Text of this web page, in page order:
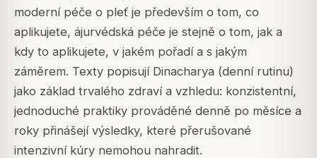
moderní péče o pleť je především o tom, co
aplikujete, ájurvédská péče je stejně o tom, jak a
kdy to aplikujete, v jakém pořadí a s jakým
záměrem. Texty popisují Dinacharya (denní rutinu)
jako základ trvalého zdraví a vzhledu: konzistentní,
jednoduché praktiky prováděné denně po měsíce a
roky přinášejí výsledky, které přerušované
intenzivní kúry nemohou nahradit.